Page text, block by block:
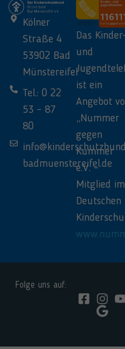
Kölner
Straße 4
53902 Bad
Münstereifel
Tel.: 0 22
53 – 87
80
badmuenstereifel.de
Das
und
ist ein
Angebot
„Nummer
gegen
Kummer
e.V. –
Mitglied im
Deutschen
Folge uns auf: